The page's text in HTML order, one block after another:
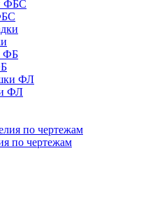
ФЛ
по чертежам